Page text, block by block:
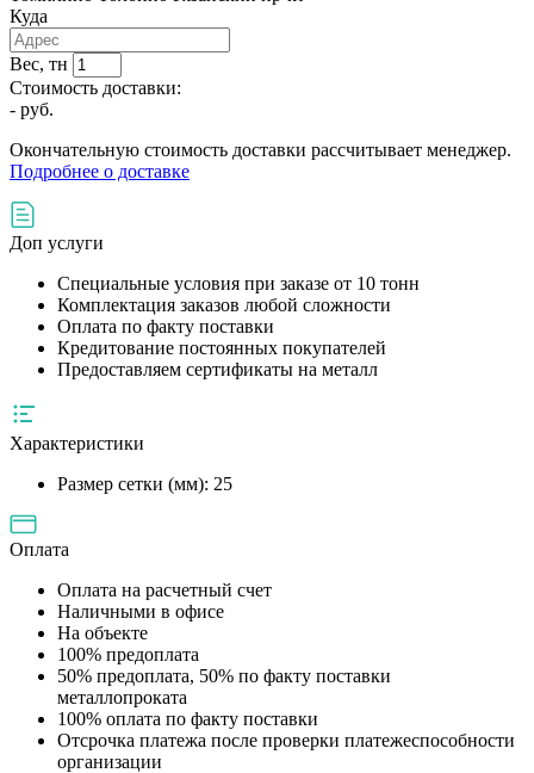
Куда
Вес, тн
Стоимость доставки:
- руб.
Окончательную стоимость доставки рассчитывает менеджер.
Подробнее о доставке
Доп услуги
Специальные условия при заказе от 10 тонн
Комплектация заказов любой сложности
Оплата по факту поставки
Кредитование постоянных покупателей
Предоставляем сертификаты на металл
Характеристики
Размер сетки (мм): 25
Оплата
Оплата на расчетный счет
Наличными в офисе
На объекте
100% предоплата
50% предоплата, 50% по факту поставки
металлопроката
100% оплата по факту поставки
Отсрочка платежа после проверки платежеспособности
организации